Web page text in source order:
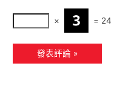
× = 24